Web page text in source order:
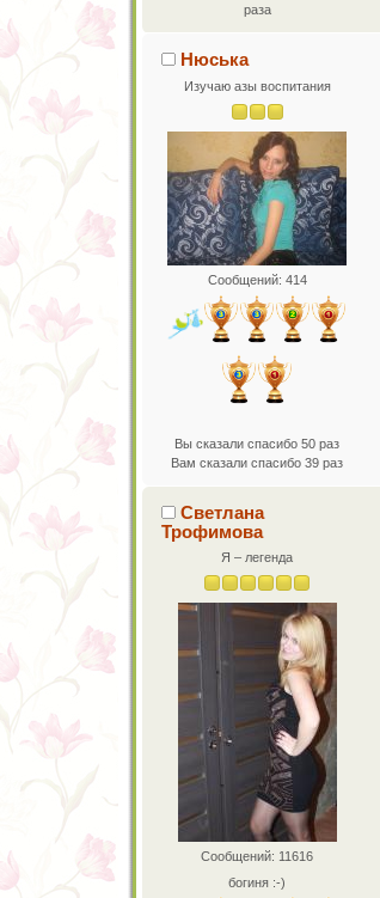
раза
Нюська
Изучаю азы воспитания
Сообщений: 414
Вы сказали спасибо 50 раз
Вам сказали спасибо 39 раз
Светлана
Трофимова
Я – легенда
Сообщений: 11616
богиня :-)